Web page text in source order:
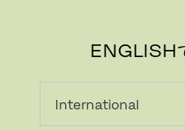
ENGLISH